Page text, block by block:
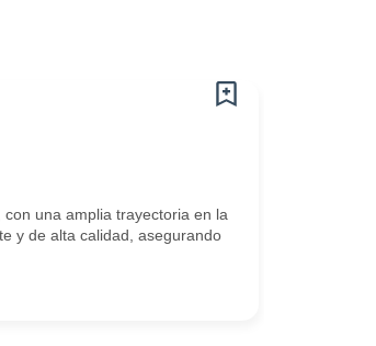
una amplia trayectoria en la
y de alta calidad, asegurando